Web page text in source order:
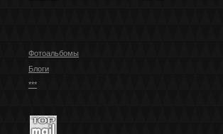
Фотоальбомы
Блоги
***